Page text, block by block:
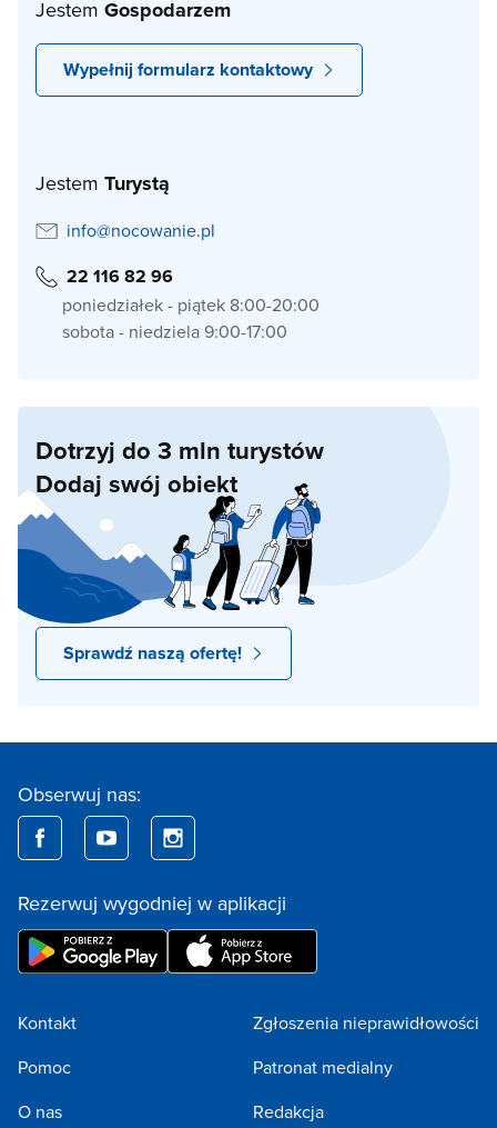
Jestem Gospodarzem
Wypełnij formularz kontaktowy
Jestem Turystą
info@nocowanie.pl
22 116 82 96
poniedziałek - piątek 8:00-20:00
sobota - niedziela 9:00-17:00
Dotrzyj do 3 mln turystów
Dodaj swój obiekt
Sprawdź naszą ofertę!
Obserwuj nas:
Rezerwuj wygodniej w aplikacji
Kontakt
Pomoc
O nas
Zgłoszenia nieprawidłowości
Patronat medialny
Redakcja